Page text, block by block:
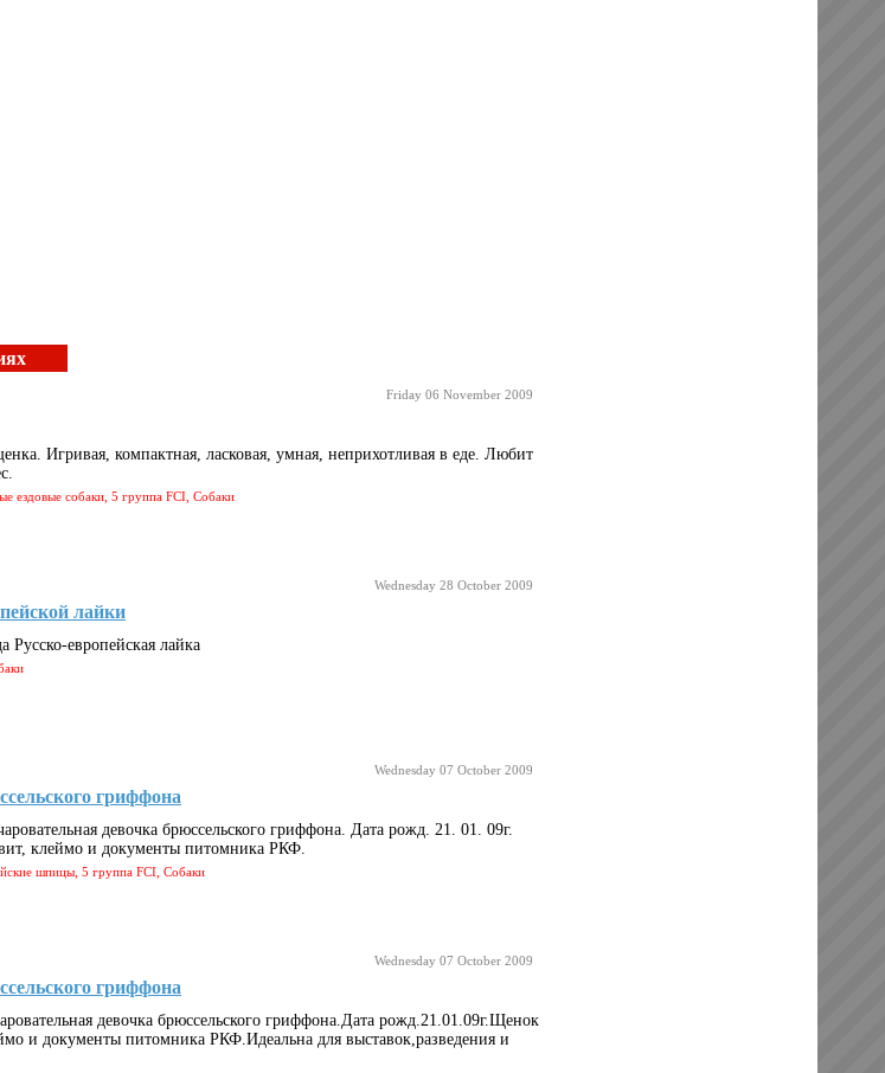
Friday 06 November 2009
Игривая, компактная, ласковая, умная, неприхотливая в еде. Любит
ездовые собаки, 5 группа FCI, Собаки
Wednesday 28 October 2009
лайки
европейская лайка
Wednesday 07 October 2009
гриффона
девочка брюссельского гриффона. Дата рожд. 21. 01. 09г.
клеймо и документы питомника РКФ.
шпицы, 5 группа FCI, Собаки
Wednesday 07 October 2009
гриффона
девочка брюссельского гриффона.Дата рожд.21.01.09г.Щенок
и документы питомника РКФ.Идеальна для выставок,разведения и